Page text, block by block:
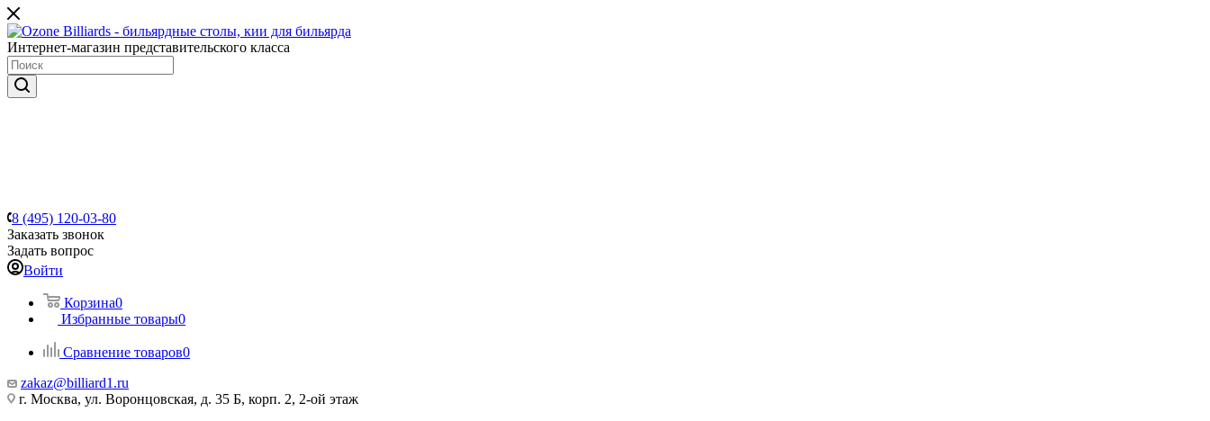
Интернет-магазин представительского класса
8 (495) 120-03-80
Заказать звонок
Задать вопрос
Войти
Корзина0
Избранные товары0
Сравнение товаров0
zakaz@billiard1.ru
г. Москва, ул. Воронцовская, д. 35 Б, корп. 2, 2-ой этаж